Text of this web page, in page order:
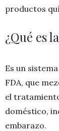
productos
¿Qué es la
Es un
FDA, que
el
doméstico,
embarazo.